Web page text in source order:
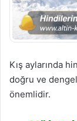
Kış aylarında
doğru ve
önemlidir.